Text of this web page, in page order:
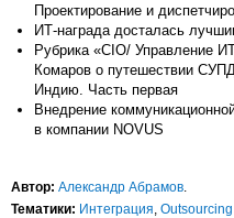
Проектирование и
ИТ-награда досталась
Рубрика «CIO/ Управление
Комаров о путешествии
Индию. Часть первая
Внедрение
в компании NOVUS
Автор: Александр Абрамов
Тематики: Интеграция Outsourcing